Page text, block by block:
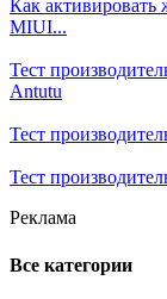
Как
MIUI...
Тест
Antutu
Тест
Тест
Реклама
Все категории